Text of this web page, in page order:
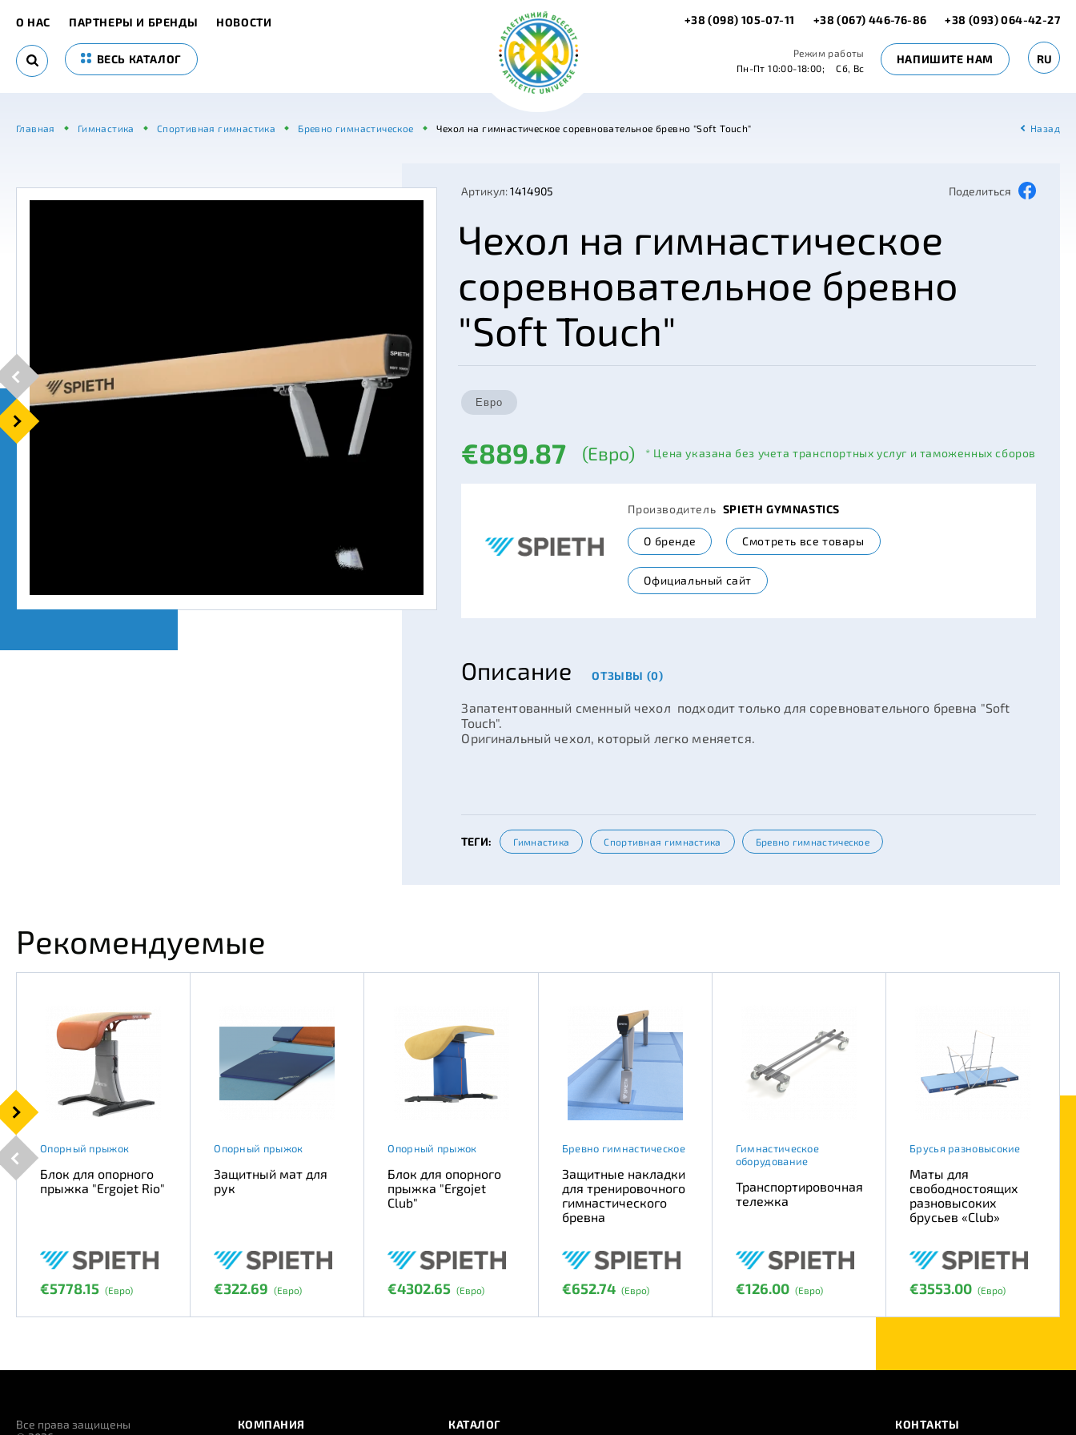
О НАС ПАРТНЕРЫ И БРЕНДЫ НОВОСТИ
ВЕСЬ КАТАЛОГ
+38 (098) 105-07-11 +38 (067) 446-76-86 +38 (093) 064-42-27
Режим работы
Пн-Пт 10:00-18:00;
Сб, Вс
НАПИШИТЕ НАМ RU
Главная Гимнастика Спортивная гимнастика Бревно гимнастическое Чехол на гимнастическое соревновательное бревно "Soft Touch" Назад
Артикул:1414905 Поделиться
Чехол на гимнастическое
соревновательное бревно
"Soft Touch"
€889.87 (Евро) * Цена указана без учета транспортных услуг и таможенных сборов
Производитель SPIETH GYMNASTICS
О бренде Смотреть все товары
Официальный сайт
Описание ОТЗЫВЫ (0)
Запатентованный сменный чехол подходит только для соревновательного бревна "Soft
Touch".
Оригинальный чехол, который легко меняется.
ТЕГИ: Гимнастика Спортивная гимнастика Бревно гимнастическое
Рекомендуемые
Опорный прыжок
Блок для опорного
прыжка "Ergojet Rio"
€5778.15 (Евро)
Опорный прыжок
Защитный мат для
рук
€322.69 (Евро)
Опорный прыжок
Блок для опорного
прыжка "Ergojet
Club"
€4302.65 (Евро)
Бревно гимнастическое
Защитные накладки
для тренировочного
гимнастического
бревна
€652.74 (Евро)
Гимнастическое
оборудование
Транспортировочная
тележка
€126.00 (Евро)
Брусья разновысокие
Маты для
свободностоящих
разновысоких
брусьев «Club»
€3553.00 (Евро)
Все права защищены
КОМПАНИЯ КАТАЛОГ КОНТАКТЫ